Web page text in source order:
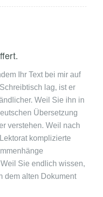
Ihr Text bei mir auf
lag, ist er
Weil Sie ihn in
Übersetzung
verstehen. Weil nach
komplizierte
Sie endlich wissen,
dem alten Dokument